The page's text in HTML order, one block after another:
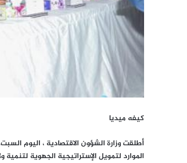
كيفه ميديا
أطلقت وزارة الشؤون الاقتصادية ، اليوم
الموارد لتمويل الإستراتيجية الجهوية